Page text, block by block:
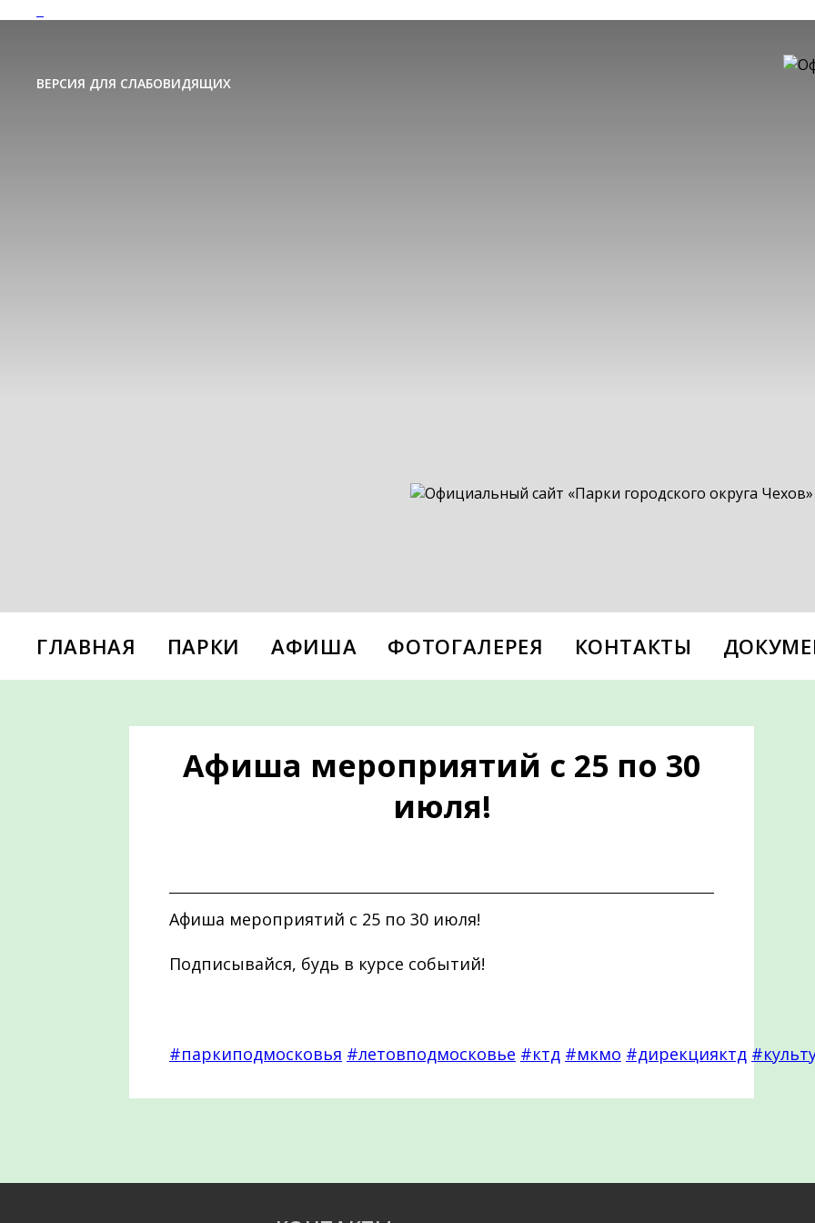
ВЕРСИЯ ДЛЯ СЛАБОВИДЯЩИХ
ГЛАВНАЯ ПАРКИ АФИША ФОТОГАЛЕРЕЯ КОНТАКТЫ
Афиша мероприятий с 25 по 30
июля!
Афиша мероприятий с 25 по 30 июля!
Подписывайся, будь в курсе событий!
#паркиподмосковья #летовподмосковье #ктд #мкмо #дирекцияктд